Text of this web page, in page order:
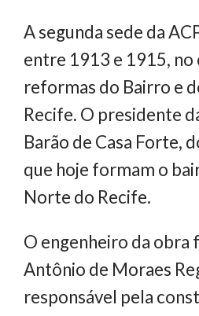
A segunda sede da
entre 1913 e 1915,
reformas do Bairro e
Recife. O presidente
Barão de Casa Forte,
que hoje formam o
Norte do Recife.
O engenheiro da obra
Antônio de Moraes
responsável pela